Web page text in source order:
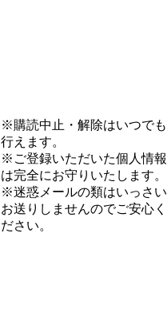
※購読中止・解除はいつでも
行えます。
※ご登録いただいた個人情報
は完全にお守りいたします。
※迷惑メールの類はいっさい
お送りしませんのでご安心く
ださい。